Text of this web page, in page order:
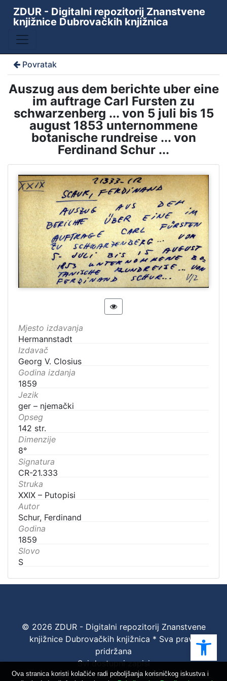
ZDUR - Digitalni repozitorij Znanstvene
knjižnice Dubrovačkih knjižnica
Povratak
Auszug aus dem berichte uber eine
im auftrage Carl Fursten zu
schwarzenberg ... von 5 juli bis 15
august 1853 unternommene
botanische rundreise ... von
Ferdinand Schur ...
Mjesto izdavanja
Hermannstadt
Izdavač
Georg V. Closius
Godina izdanja
1859
Jezik
ger – njemački
Opseg
142 str.
Dimenzije
8°
Signatura
CR-21.333
Struka
XXIX – Putopisi
Autor
Schur, Ferdinand
Godina
1859
Slovo
S
© 2026 ZDUR - Digitalni repozitorij Znanstvene
knjižnice Dubrovačkih knjižnica * Sva prava
pridržana
Svi dostupni zapisi
Ova stranica koristi kolačiće radi poboljšanja korisničkog iskustva i